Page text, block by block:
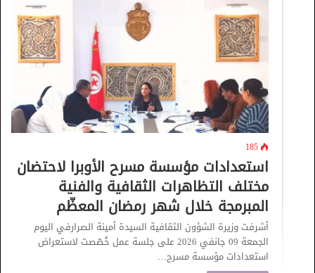
185
استعدادات مؤسسة مسرح الأوبرا لاحتضان
مختلف التظاهرات الثقافية والفنية
المبرمجة خلال شهر رمضان المعظّم
أشرفت وزيرة الشؤون الثقافية السيدة أمينة الصرارفي اليوم
الجمعة 09 جانفي 2026 على جلسة عمل خُصّصت لاستعراض
استعدادات مؤسسة مسرح…